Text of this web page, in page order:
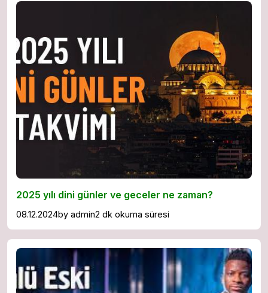
2025 yılı dini günler ve geceler ne zaman?
08.12.2024by admin2 dk okuma süresi